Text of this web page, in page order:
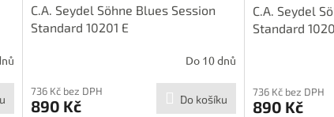
C.A. Seydel Söhne Blues Session
Standard 10201 E
Do 10 dnů
736 Kč bez DPH
890 Kč Do košíku
C.A. Seydel
Standard
736 Kč bez DPH
890 Kč